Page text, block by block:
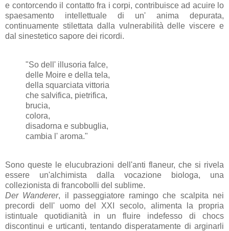
e contorcendo il contatto fra i corpi, contribuisce ad acuire lo
spaesamento intellettuale di un' anima depurata,
continuamente stilettata dalla vulnerabilità delle viscere e
dal sinestetico sapore dei ricordi.
"So dell' illusoria falce,
delle Moire e della tela,
della squarciata vittoria
che salvifica, pietrifica,
brucia,
colora,
disadorna e subbuglia,
cambia l' aroma."
Sono queste le elucubrazioni dell'anti flaneur, che si rivela
essere un'alchimista dalla vocazione biologa, una
collezionista di francobolli del sublime.
Der Wanderer, il passeggiatore ramingo che scalpita nei
precordi dell' uomo del XXI secolo, alimenta la propria
istintuale quotidianità in un fluire indefesso di chocs
discontinui e urticanti, tentando disperatamente di arginarli